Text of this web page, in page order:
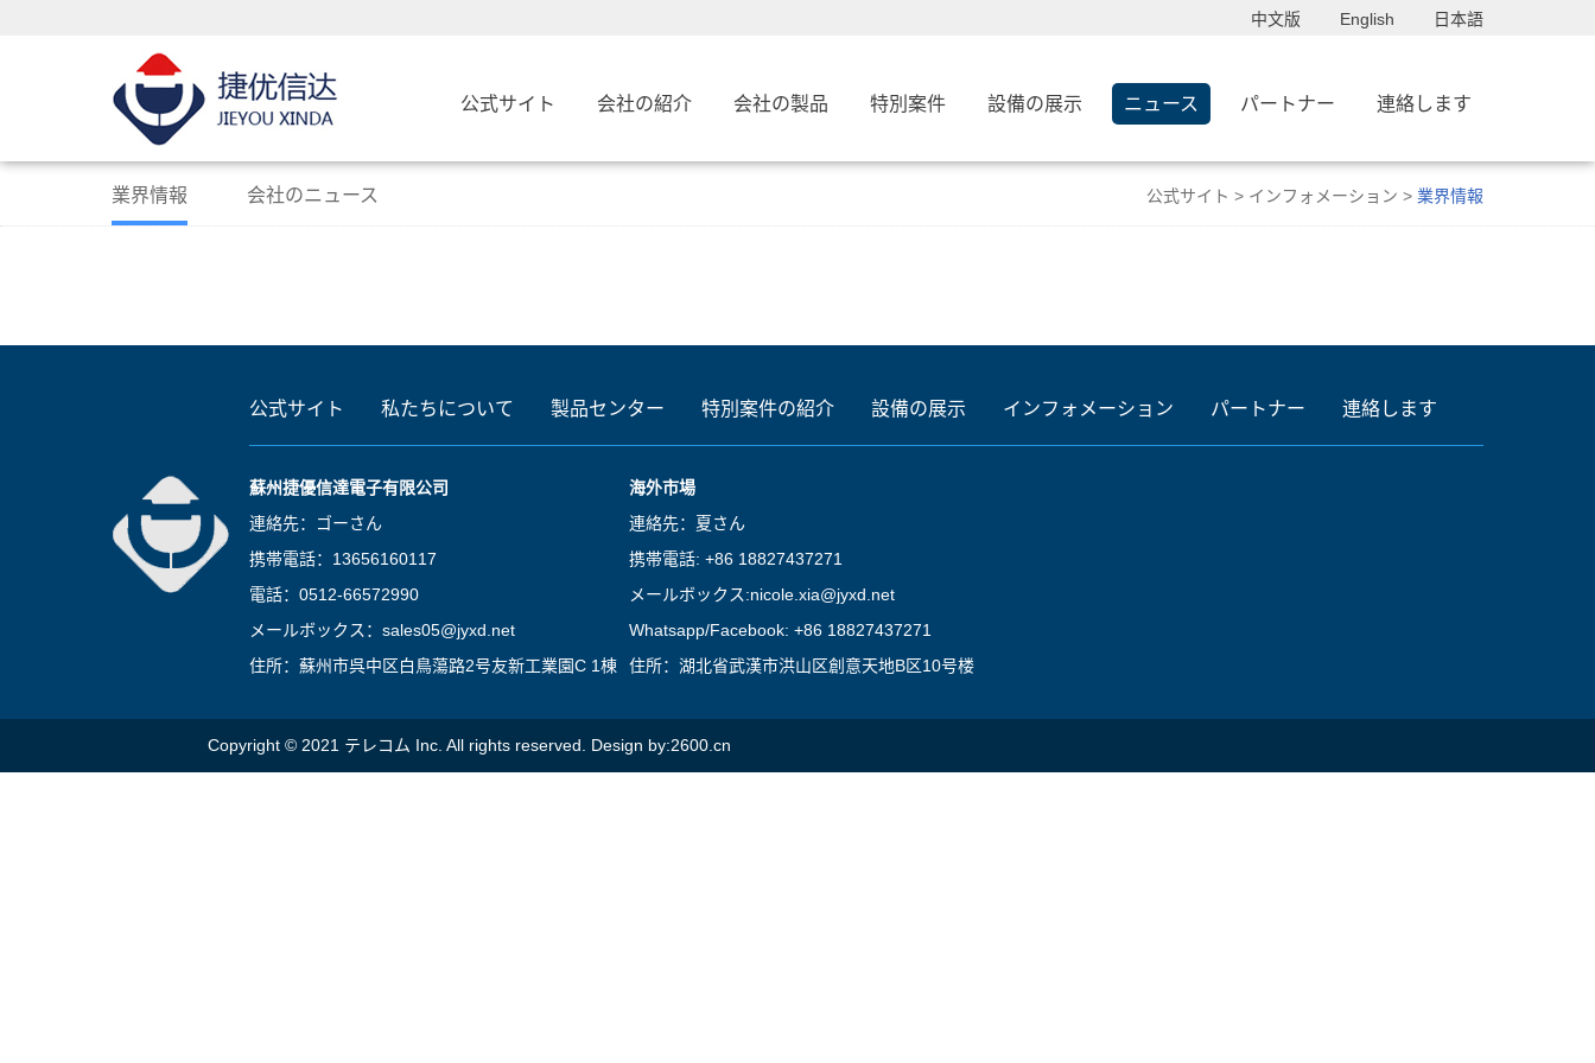
中文版 English 日本語
公式サイト 会社の紹介 会社の製品 特別案件 設備の展示 ニュース パートナー 連絡します
業界情報 会社のニュース 公式サイト > インフォメーション > 業界情報
公式サイト 私たちについて 製品センター 特別案件の紹介 設備の展示 インフォメーション パートナー 連絡します
蘇州捷優信達電子有限公司
連絡先：ゴーさん
携帯電話：13656160117
電話：0512-66572990
メールボックス：sales05@jyxd.net
住所：蘇州市呉中区白鳥蕩路2号友新工業園C 1棟
海外市場
連絡先：夏さん
携帯電話: +86 18827437271
メールボックス:nicole.xia@jyxd.net
Whatsapp/Facebook: +86 18827437271
住所：湖北省武漢市洪山区創意天地B区10号楼
Copyright © 2021 テレコム Inc. All rights reserved. Design by:2600.cn